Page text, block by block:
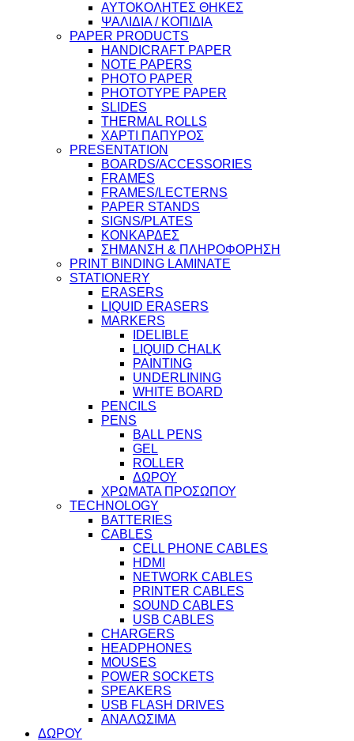
ΑΥΤΟΚΟΛΗΤΕΣ ΘΗΚΕΣ
ΨΑΛΙΔΙΑ / ΚΟΠΙΔΙΑ
PAPER PRODUCTS
HANDICRAFT PAPER
NOTE PAPERS
PHOTO PAPER
PHOTOTYPE PAPER
SLIDES
THERMAL ROLLS
ΧΑΡΤΙ ΠΑΠΥΡΟΣ
PRESENTATION
BOARDS/ACCESSORIES
FRAMES
FRAMES/LECTERNS
PAPER STANDS
SIGNS/PLATES
ΚΟΝΚΑΡΔΕΣ
ΣΗΜΑΝΣΗ & ΠΛΗΡΟΦΟΡΗΣΗ
PRINT BINDING LAMINATE
STATIONERY
ERASERS
LIQUID ERASERS
MARKERS
IDELIBLE
LIQUID CHALK
PAINTING
UNDERLINING
WHITE BOARD
PENCILS
PENS
BALL PENS
GEL
ROLLER
ΔΩΡΟΥ
ΧΡΩΜΑΤΑ ΠΡΟΣΩΠΟΥ
TECHNOLOGY
BATTERIES
CABLES
CELL PHONE CABLES
HDMI
NETWORK CABLES
PRINTER CABLES
SOUND CABLES
USB CABLES
CHARGERS
HEADPHONES
MOUSES
POWER SOCKETS
SPEAKERS
USB FLASH DRIVES
ΑΝΑΛΩΣΙΜΑ
ΔΩΡΟΥ